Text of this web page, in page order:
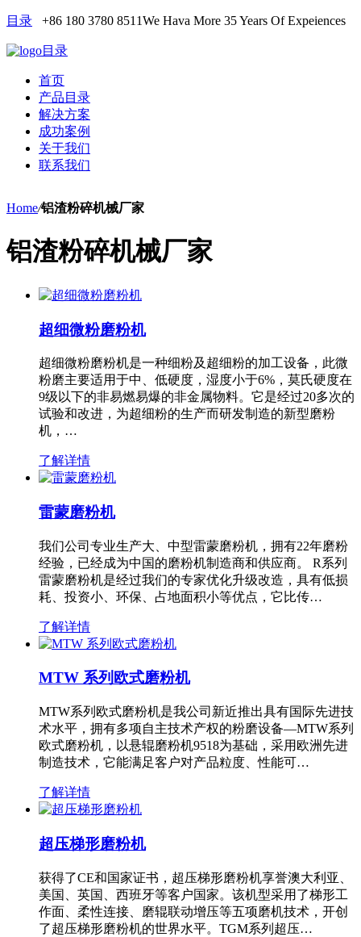
目录 +86 180 3780 8511We Hava More 35 Years Of Expeiences
目录
首页
产品目录
解决方案
成功案例
关于我们
联系我们
Home/铝渣粉碎机械厂家
铝渣粉碎机械厂家
超细微粉磨粉机
超细微粉磨粉机是一种细粉及超细粉的加工设备，此微
粉磨主要适用于中、低硬度，湿度小于6%，莫氏硬度在
9级以下的非易燃易爆的非金属物料。它是经过20多次的
试验和改进，为超细粉的生产而研发制造的新型磨粉
机，…
了解详情
雷蒙磨粉机
我们公司专业生产大、中型雷蒙磨粉机，拥有22年磨粉
经验，已经成为中国的磨粉机制造商和供应商。 R系列
雷蒙磨粉机是经过我们的专家优化升级改造，具有低损
耗、投资小、环保、占地面积小等优点，它比传…
了解详情
MTW 系列欧式磨粉机
MTW系列欧式磨粉机是我公司新近推出具有国际先进技
术水平，拥有多项自主技术产权的粉磨设备—MTW系列
欧式磨粉机，以悬辊磨粉机9518为基础，采用欧洲先进
制造技术，它能满足客户对产品粒度、性能可…
了解详情
超压梯形磨粉机
获得了CE和国家证书，超压梯形磨粉机享誉澳大利亚、
美国、英国、西班牙等客户国家。该机型采用了梯形工
作面、柔性连接、磨辊联动增压等五项磨机技术，开创
了超压梯形磨粉机的世界水平。TGM系列超压…